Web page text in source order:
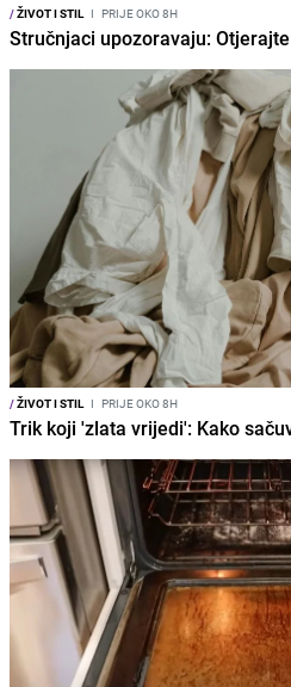
/ŽIVOT I STIL I PRIJE OKO 8H
Stručnjaci upozoravaju:
/ŽIVOT I STIL I PRIJE OKO 8H
Trik koji 'zlata vrijedi': Kako